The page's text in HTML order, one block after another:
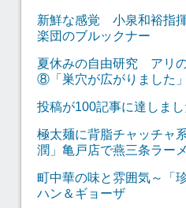
新鮮な感覚 小泉和裕指
楽団のブルックナー
夏休みの自由研究 アリ
⑧「巣穴が広がりました」
投稿が100記事に達しまし
極太麺に背脂チャッチャ
潤」亀戸店で燕三条ラー
町中華の味と雰囲気～「
ハン＆ギョーザ